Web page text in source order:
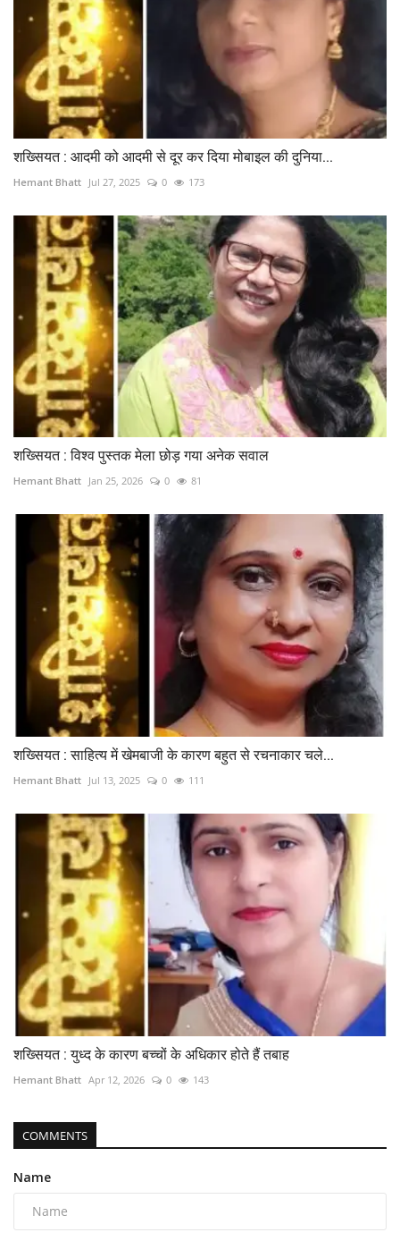
शख्सियत : आदमी को आदमी से दूर कर दिया मोबाइल की दुनिया...
Hemant Bhatt Jul 27, 2025 0 173
शख्सियत : विश्व पुस्तक मेला छोड़ गया अनेक सवाल
Hemant Bhatt Jan 25, 2026 0 81
शख्सियत : साहित्य में खेमबाजी के कारण बहुत से रचनाकार चले...
Hemant Bhatt Jul 13, 2025 0 111
शख्सियत : युध्द के कारण बच्चों के अधिकार होते हैं तबाह
Hemant Bhatt Apr 12, 2026 0 143
COMMENTS
Name